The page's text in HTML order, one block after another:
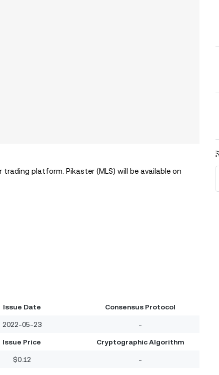
platform. Pikaster (MLS) will be available on
Issue Date Consensus Protocol
2022-05-23 -
Issue Price Cryptographic Algorithm
$0.12 -